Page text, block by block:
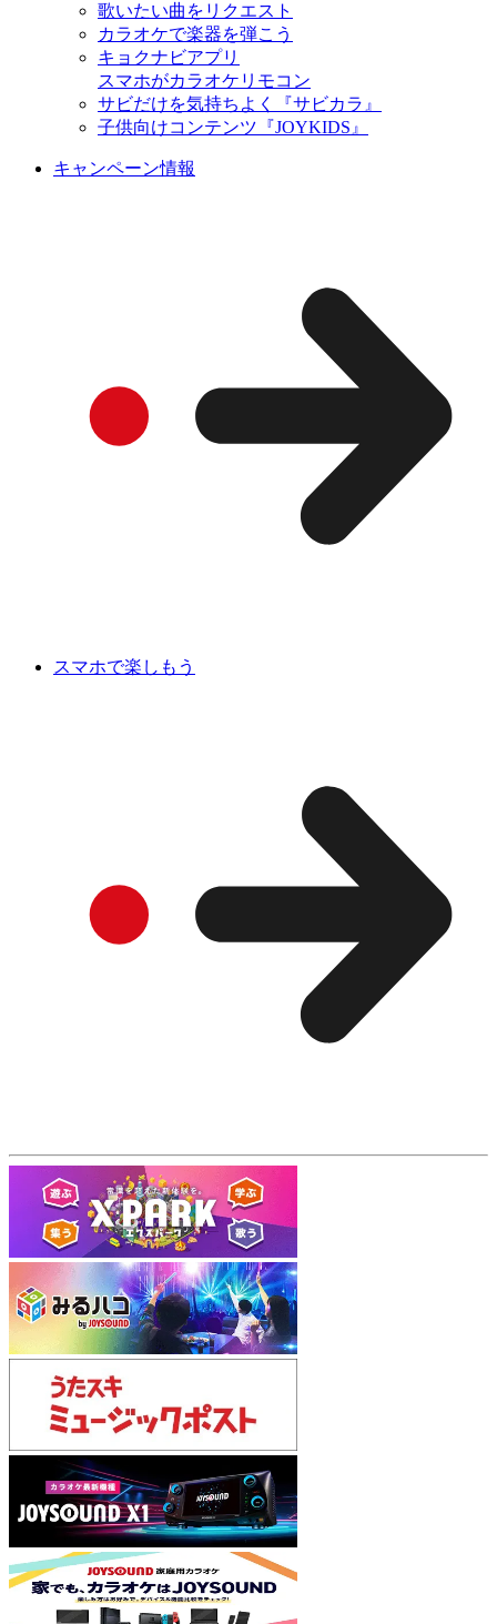
歌いたい曲をリクエスト
カラオケで楽器を弾こう
キョクナビアプリ
スマホがカラオケリモコン
サビだけを気持ちよく『サビカラ』
子供向けコンテンツ『JOYKIDS』
キャンペーン情報
スマホで楽しもう